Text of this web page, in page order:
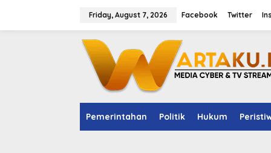
Friday, August 7, 2026 Facebook Twitter
Pemerintahan Politik Hukum